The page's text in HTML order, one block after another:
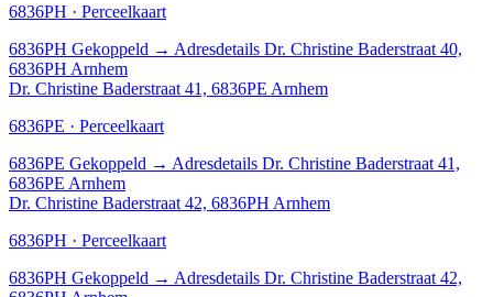
6836PH · Perceelkaart
6836PH Gekoppeld → Adresdetails Dr. Christine Baderstraat 40,
6836PH Arnhem
Dr. Christine Baderstraat 41, 6836PE Arnhem
6836PE · Perceelkaart
6836PE Gekoppeld → Adresdetails Dr. Christine Baderstraat 41,
6836PE Arnhem
Dr. Christine Baderstraat 42, 6836PH Arnhem
6836PH · Perceelkaart
6836PH Gekoppeld → Adresdetails Dr. Christine Baderstraat 42,